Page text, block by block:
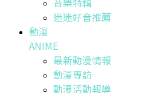
迷迷好音推薦
動漫
ANIME
最新動漫情報
動漫專訪
動漫活動報導